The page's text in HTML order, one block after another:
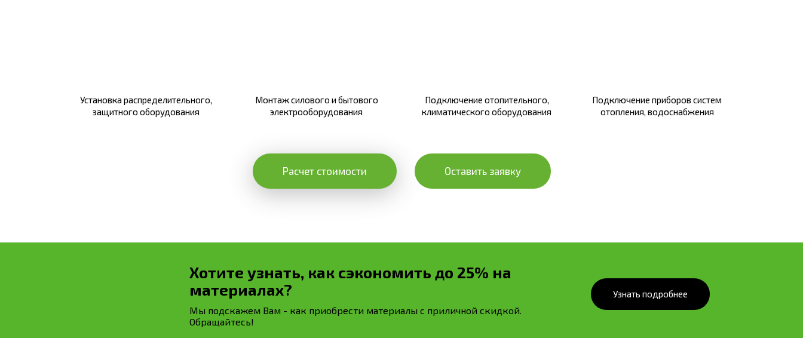
Установка распределительного,
защитного оборудования
Монтаж силового и бытового
электрооборудования
Подключение отопительного,
климатического оборудования
Подключение приборов систем
отопления, водоснабжения
Расчет стоимости Оставить заявку
Хотите узнать, как сэкономить до 25% на
материалах?
Мы подскажем Вам - как приобрести материалы с приличной скидкой.
Обращайтесь!
Узнать подробнее